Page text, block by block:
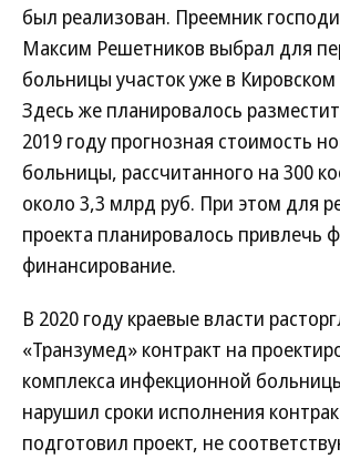
был реализован. Преемник
Максим Решетников выбрал для
больницы участок уже в
Здесь же планировалось
2019 году прогнозная стоимость
больницы, рассчитанного на 300
около 3,3 млрд руб. При этом для
проекта планировалось привлечь
финансирование.
В 2020 году краевые власти
«Транзумед» контракт на
комплекса инфекционной
нарушил сроки исполнения
подготовил проект, не